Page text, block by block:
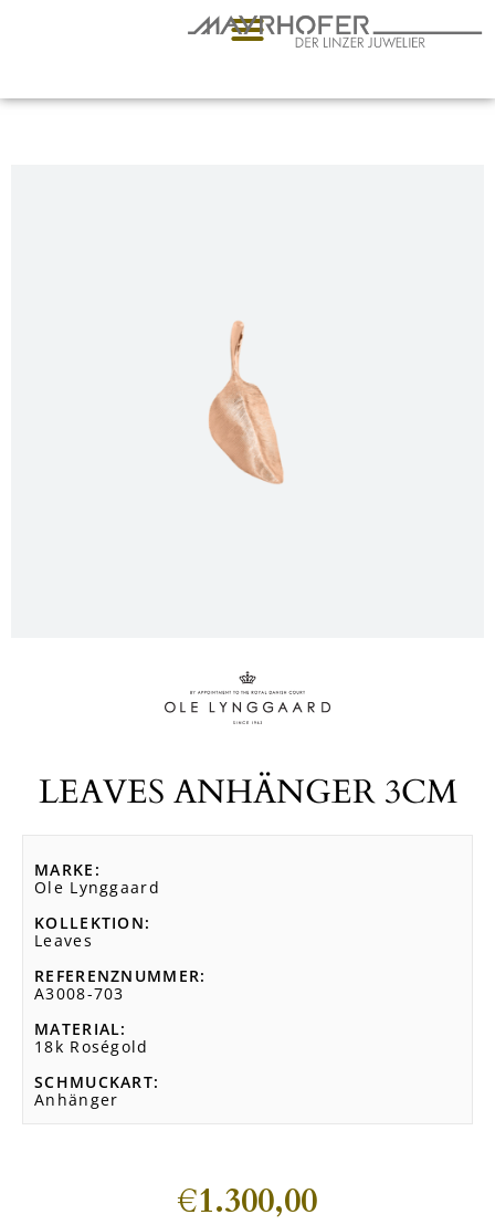
LEAVES ANHÄNGER 3CM
MARKE
Ole Lynggaard
KOLLEKTION
Leaves
REFERENZNUMMER
A3008-703
MATERIAL
18k Roségold
SCHMUCKART
Anhänger
€1.300,00